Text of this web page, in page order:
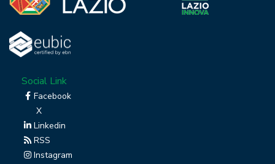
Social Link
Facebook
X
Linkedin
RSS
Instagram